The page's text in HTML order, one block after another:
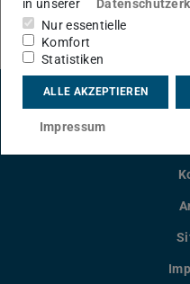
LinkedIn-Seite
in unserer
Nur essentielle
Komfort
Statistiken
ALLE AKZEPTIEREN
Impressum